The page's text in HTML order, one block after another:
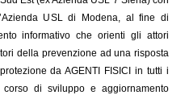
USL di Modena, al fine di
informativo che orienti gli attori
della prevenzione ad una risposta
da AGENTI FISICI in tutti i
di sviluppo e aggiornamento